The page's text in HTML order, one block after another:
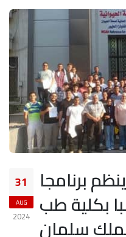
31
AUG
2024
برنامجا
لـ70 طالبا بكلية طب
سلمان